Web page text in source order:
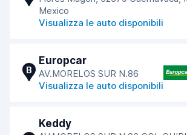
Mexico
Visualizza le auto disponibili
B
Europcar
AV.MORELOS SUR N.86
Visualizza le auto disponibili
Keddy